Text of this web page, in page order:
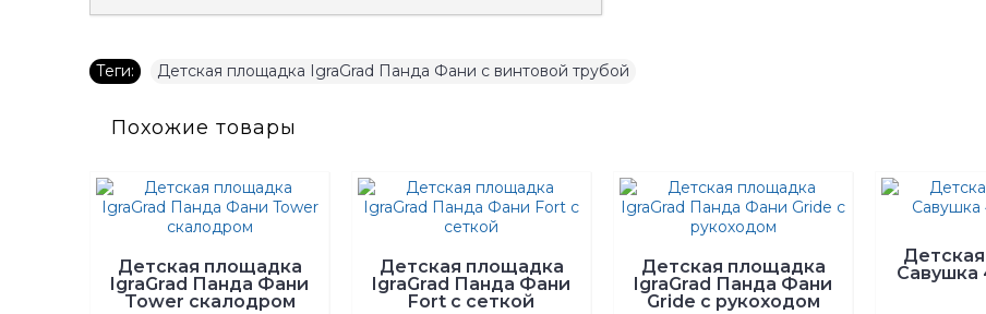
Теги: Детская площадка IgraGrad Панда Фани с винтовой трубой
Похожие товары
Детская площадка
IgraGrad Панда Фани
Tower скалодром
Детская площадка
IgraGrad Панда Фани
Fort с сеткой
Детская площадка
IgraGrad Панда Фани
Gride с рукоходом
Савушка